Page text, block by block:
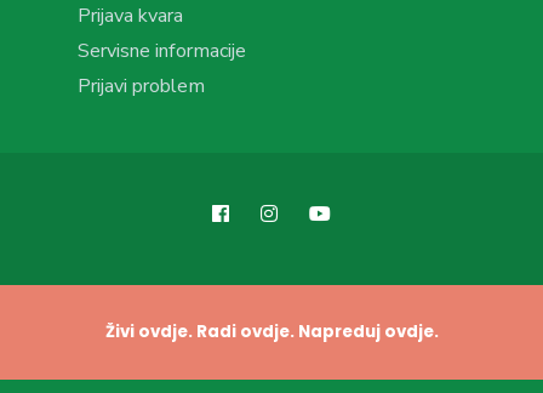
Prijava kvara
Servisne informacije
Prijavi problem
Živi ovdje. Radi ovdje. Napreduj ovdje.